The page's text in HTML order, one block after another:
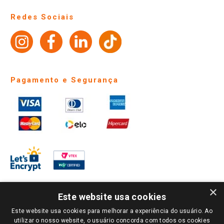
Perguntas frequentes
Identidade Visual
Redes Sociais
Pagamento e Segurança
PARA VER OS PREÇOS DA SUA REGIÃO, FAÇA LOGIN E SELECIONE A LOJA DE
×
Este website usa cookies
Este website usa cookies para melhorar a experiência do usuário. Ao
utilizar o nosso website, o usuário concorda com todos os cookies